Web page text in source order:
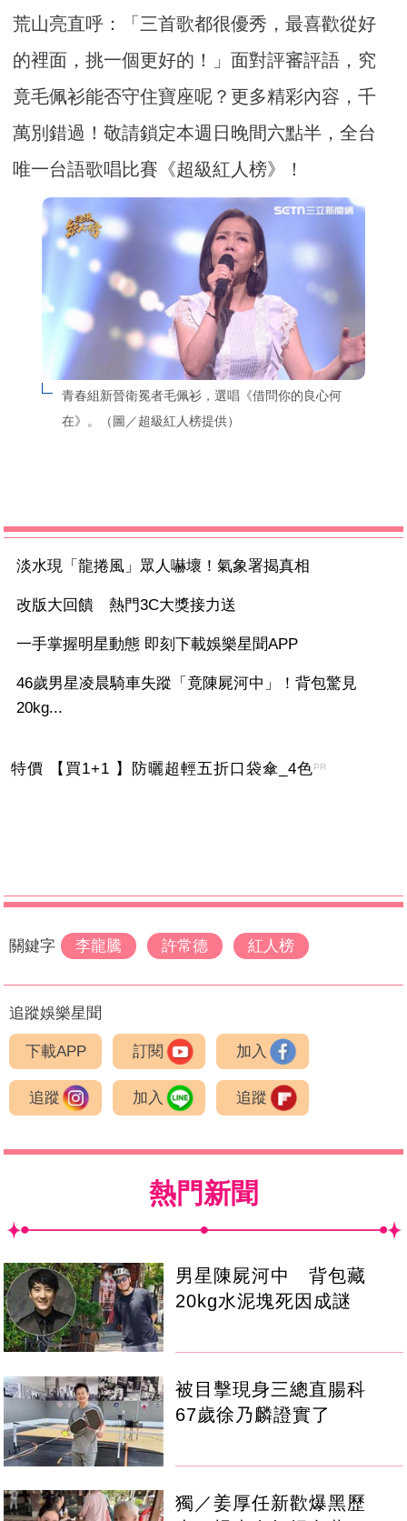
荒山亮直呼：「三首歌都很優秀，最喜歡從好
的裡面，挑一個更好的！」面對評審評語，究
竟毛佩衫能否守住寶座呢？更多精彩內容，千
萬別錯過！敬請鎖定本週日晚間六點半，全台
唯一台語歌唱比賽《超級紅人榜》！
青春組新晉衛冕者毛佩衫，選唱《借問你的良心何
在》。（圖／超級紅人榜提供）
淡水現「龍捲風」眾人嚇壞！氣象署揭真相
改版大回饋 熱門3C大獎接力送
一手掌握明星動態 即刻下載娛樂星聞APP
46歲男星凌晨騎車失蹤「竟陳屍河中」！背包驚見
20kg...
特價 【買1+1 】防曬超輕五折口袋傘_4色PR
關鍵字 李龍騰 許常德 紅人榜
追蹤娛樂星聞
下載APP 訂閱 加入
追蹤 加入 追蹤
熱門新聞
男星陳屍河中 背包藏
20kg水泥塊死因成謎
被目擊現身三總直腸科
67歲徐乃麟證實了
獨／姜厚任新歡爆黑歷